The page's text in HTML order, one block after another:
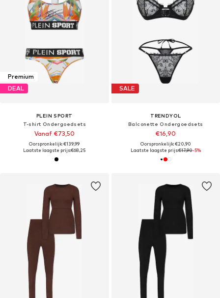
Premium
DEAL
PLEIN SPORT
T-shirt Ondergoedsets
Vanaf €73,50
Oorspronkelijk: €139,99
Laatste laagste prijs:€68,25
SALE
TRENDYOL
Balconette Ondergoedsets
€16,90
Oorspronkelijk: €20,90
Laatste laagste prijs:€17,90-5%